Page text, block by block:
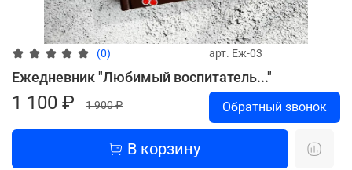
(0) арт. Еж-03
Ежедневник "Любимый воспитатель..."
1 100 ₽ 1 900 ₽ Обратный звонок
В корзину